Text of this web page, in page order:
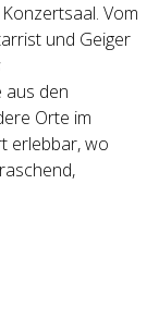
Vom
und Geiger
aus den
Orte im
erlebbar, wo